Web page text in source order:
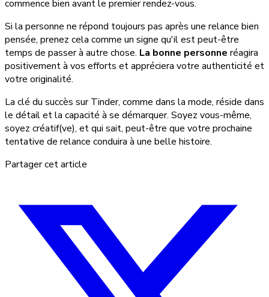
commence bien avant le premier rendez-vous.
Si la personne ne répond toujours pas après une relance bien
pensée, prenez cela comme un signe qu'il est peut-être
temps de passer à autre chose. La bonne personne réagira
positivement à vos efforts et appréciera votre authenticité et
votre originalité.
La clé du succès sur Tinder, comme dans la mode, réside dans
le détail et la capacité à se démarquer. Soyez vous-même,
soyez créatif(ve), et qui sait, peut-être que votre prochaine
tentative de relance conduira à une belle histoire.
Partager cet article